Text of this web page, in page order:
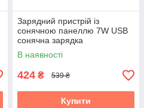
Зарядний пристрій із
сонячною панеллю 7W USB
сонячна зарядка
В наявності
424 ₴ 539 ₴
Купити